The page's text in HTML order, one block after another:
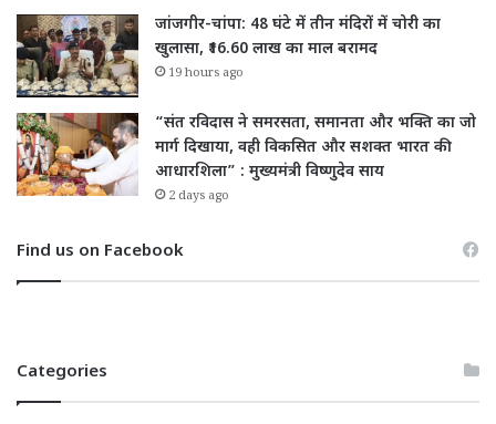
जांजगीर-चांपा: 48 घंटे में तीन मंदिरों में चोरी का
खुलासा, ₹16.60 लाख का माल बरामद
19 hours ago
“संत रविदास ने समरसता, समानता और भक्ति का जो
मार्ग दिखाया, वही विकसित और सशक्त भारत की
आधारशिला” : मुख्यमंत्री विष्णुदेव साय
2 days ago
Find us on Facebook
Categories